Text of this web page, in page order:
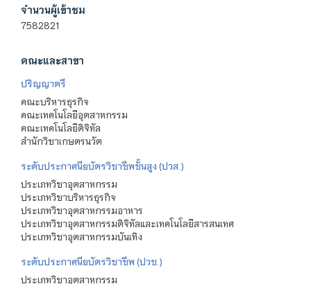
จำนวนผู้เข้าชม
7582821
คณะและสาขา
ปริญญาตรี
คณะบริหารธุรกิจ
คณะเทคโนโลยีอุตสาหกรรม
คณะเทคโนโลยีดิจิทัล
สำนักวิชาเกษตรนวัต
ระดับประกาศนียบัตรวิชาชีพชั้นสูง (ปวส.)
ประเภทวิชาอุตสาหกรรม
ประเภทวิชาบริหารธุรกิจ
ประเภทวิชาอุตสาหกรรมอาหาร
ประเภทวิชาอุตสาหกรรมดิจิทัลและเทคโนโลยีสารสนเทศ
ประเภทวิชาอุตสาหกรรมบันเทิง
ระดับประกาศนียบัตรวิชาชีพ (ปวช.)
ประเภทวิชาอุตสาหกรรม